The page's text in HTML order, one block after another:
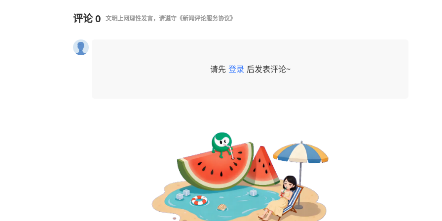
评论0 文明上网理性发言，请遵守 《新闻评论服务协议》
请先 登录 后发表评论~